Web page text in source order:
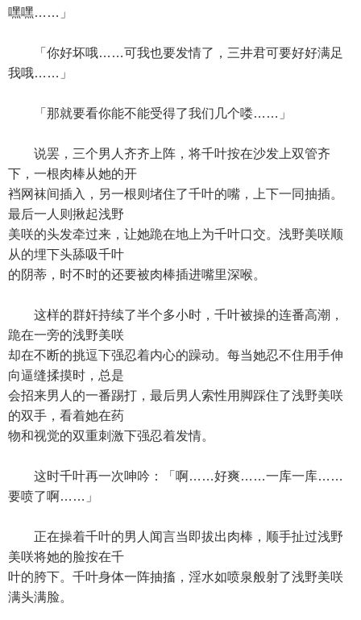
嘿嘿……」
「你好坏哦……可我也要发情了，三井君可要好好满足
我哦……」
「那就要看你能不能受得了我们几个喽……」
说罢，三个男人齐齐上阵，将千叶按在沙发上双管齐
下，一根肉棒从她的开
裆网袜间插入，另一根则堵住了千叶的嘴，上下一同抽插。
最后一人则揪起浅野
美咲的头发牵过来，让她跪在地上为千叶口交。浅野美咲顺
从的埋下头舔吸千叶
的阴蒂，时不时的还要被肉棒插进嘴里深喉。
这样的群奸持续了半个多小时，千叶被操的连番高潮，
跪在一旁的浅野美咲
却在不断的挑逗下强忍着内心的躁动。每当她忍不住用手伸
向逼缝揉摸时，总是
会招来男人的一番踢打，最后男人索性用脚踩住了浅野美咲
的双手，看着她在药
物和视觉的双重刺激下强忍着发情。
这时千叶再一次呻吟：「啊……好爽……一库一库……
要喷了啊……」
正在操着千叶的男人闻言当即拔出肉棒，顺手扯过浅野
美咲将她的脸按在千
叶的胯下。千叶身体一阵抽搐，淫水如喷泉般射了浅野美咲
满头满脸。